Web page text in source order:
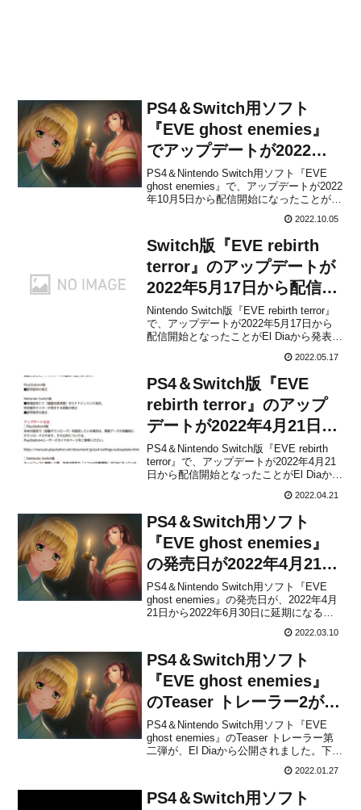
PS4＆Switch用ソフト
『EVE ghost enemies』
でアップデートが2022年
10月5日から配信開始！
PS4＆Nintendo Switch用ソフト『EVE
ghost enemies』で、アップデートが2022
年10月5日から配信開始になったことがEl
以下の通りです。【パッチノート】●誤字
脱字含む表示ミスの修正●CGのミスの修
正●一部キ...
2022.10.05
Switch版『EVE rebirth
terror』のアップデートが
2022年5月17日から配信開
始！
Nintendo Switch版『EVE rebirth terror』
で、アップデートが2022年5月17日から
配信開始となったことがEl Diaから発表さ
現象を修正したものになります。Switch
でプレイ中の方はダウンロードしておく
と良いで...
2022.05.17
PS4＆Switch版『EVE
rebirth terror』のアップ
デートが2022年4月21日か
ら配信開始！
PS4＆Nintendo Switch版『EVE rebirth
terror』で、アップデートが2022年4月21
日から配信開始となったことがEl Diaから
す。【PS4版 パッチノート】■誤字脱字
の修正【Switch版 パッチノート】■環
境...
2022.04.21
PS4＆Switch用ソフト
『EVE ghost enemies』
の発売日が2022年4月21日
から2022年6月30日に延期
に！
PS4＆Nintendo Switch用ソフト『EVE
ghost enemies』の発売日が、2022年4月
21日から2022年6月30日に延期になるこ
とがEl Diaから発表されました。延期の理
由は「諸般の事情」とのこと。延期にな
るのは残念ですが、新たな発売日を楽し
みに待ちま...
2022.03.10
PS4＆Switch用ソフト
『EVE ghost enemies』
のTeaser トレーラー2が公
開！
PS4＆Nintendo Switch用ソフト『EVE
ghost enemies』のTeaser トレーラー第
二弾が、El Diaから公開されました。下記
す。『EVE ghost enemies』公式サイト
オープン！ティザー＃2も公開しました
（...
2022.01.27
PS4＆Switch用ソフト